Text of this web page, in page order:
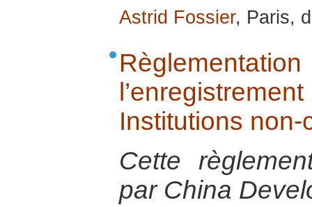
Astrid Fossier, Paris,
Institutions
Cette
par China